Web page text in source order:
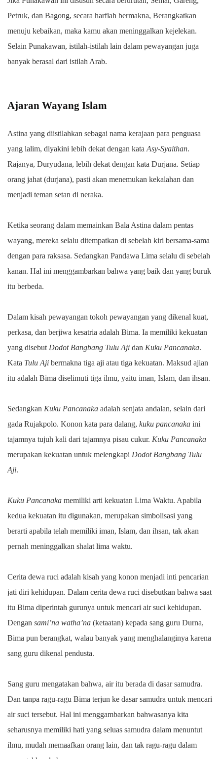
Petruk, dan Bagong, secara harfiah bermakna, Berangkatkan
menuju kebaikan, maka kamu akan meninggalkan kejelekan.
Selain Punakawan, istilah-istilah lain dalam pewayangan juga
banyak berasal dari istilah Arab.
Ajaran Wayang Islam
Astina yang diistilahkan sebagai nama kerajaan para penguasa
yang lalim, diyakini lebih dekat dengan kata Asy-Syaithan.
Rajanya, Duryudana, lebih dekat dengan kata Durjana. Setiap
orang jahat (durjana), pasti akan menemukan kekalahan dan
menjadi teman setan di neraka.
Ketika seorang dalam memainkan Bala Astina dalam pentas
wayang, mereka selalu ditempatkan di sebelah kiri bersama-sama
dengan para raksasa. Sedangkan Pandawa Lima selalu di sebelah
kanan. Hal ini menggambarkan bahwa yang baik dan yang buruk
itu berbeda.
Dalam kisah pewayangan tokoh pewayangan yang dikenal kuat,
perkasa, dan berjiwa kesatria adalah Bima. Ia memiliki kekuatan
yang disebut Dodot Bangbang Tulu Aji dan Kuku Pancanaka.
Kata Tulu Aji bermakna tiga aji atau tiga kekuatan. Maksud ajian
itu adalah Bima diselimuti tiga ilmu, yaitu iman, Islam, dan ihsan.
Sedangkan Kuku Pancanaka adalah senjata andalan, selain dari
gada Rujakpolo. Konon kata para dalang, kuku pancanaka ini
tajamnya tujuh kali dari tajamnya pisau cukur. Kuku Pancanaka
merupakan kekuatan untuk melengkapi Dodot Bangbang Tulu
Aji.
Kuku Pancanaka memiliki arti kekuatan Lima Waktu. Apabila
kedua kekuatan itu digunakan, merupakan simbolisasi yang
berarti apabila telah memiliki iman, Islam, dan ihsan, tak akan
pernah meninggalkan shalat lima waktu.
Cerita dewa ruci adalah kisah yang konon menjadi inti pencarian
jati diri kehidupan. Dalam cerita dewa ruci disebutkan bahwa saat
itu Bima diperintah gurunya untuk mencari air suci kehidupan.
Dengan sami’na watha’na (ketaatan) kepada sang guru Durna,
Bima pun berangkat, walau banyak yang menghalanginya karena
sang guru dikenal pendusta.
Sang guru mengatakan bahwa, air itu berada di dasar samudra.
Dan tanpa ragu-ragu Bima terjun ke dasar samudra untuk mencari
air suci tersebut. Hal ini menggambarkan bahwasanya kita
seharusnya memiliki hati yang seluas samudra dalam menuntut
ilmu, mudah memaafkan orang lain, dan tak ragu-ragu dalam